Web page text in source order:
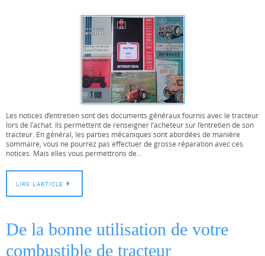
Les notices d’entretien sont des documents généraux fournis avec le tracteur
lors de l’achat. Ils permettent de renseigner l’acheteur sur l’entretien de son
tracteur. En général, les parties mécaniques sont abordées de manière
sommaire, vous ne pourrez pas effectuer de grosse réparation avec ces
notices. Mais elles vous permettrons de…
LIRE L’ARTICLE
De la bonne utilisation de votre
combustible de tracteur